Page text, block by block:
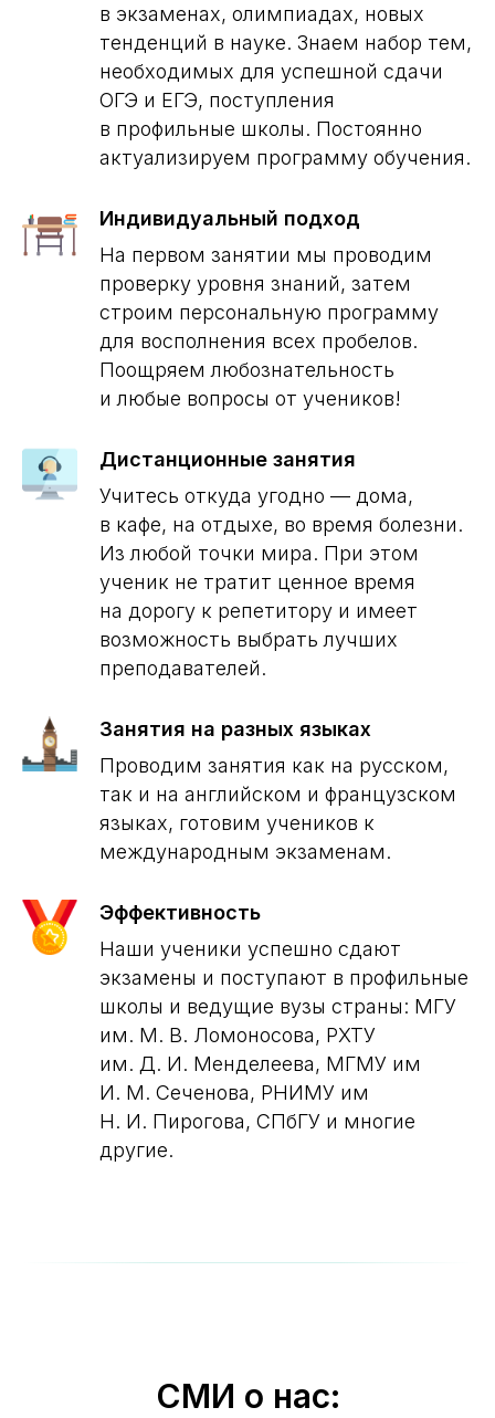
в экзаменах, олимпиадах, новых
тенденций в науке. Знаем набор тем,
необходимых для успешной сдачи
ОГЭ и ЕГЭ, поступления
в профильные школы. Постоянно
актуализируем программу обучения.
Индивидуальный подход
На первом занятии мы проводим
проверку уровня знаний, затем
строим персональную программу
для восполнения всех пробелов.
Поощряем любознательность
и любые вопросы от учеников!
Дистанционные занятия
Учитесь откуда угодно — дома,
в кафе, на отдыхе, во время болезни.
Из любой точки мира. При этом
ученик не тратит ценное время
на дорогу к репетитору и имеет
возможность выбрать лучших
преподавателей.
Занятия на разных языках
Проводим занятия как на русском,
так и на английском и французском
языках, готовим учеников к
международным экзаменам.
Эффективность
Наши ученики успешно сдают
экзамены и поступают в профильные
школы и ведущие вузы страны: МГУ
им. М. В. Ломоносова, РХТУ
им. Д. И. Менделеева, МГМУ им
И. М. Сеченова, РНИМУ им
Н. И. Пирогова, СПбГУ и многие
другие.
СМИ о нас: